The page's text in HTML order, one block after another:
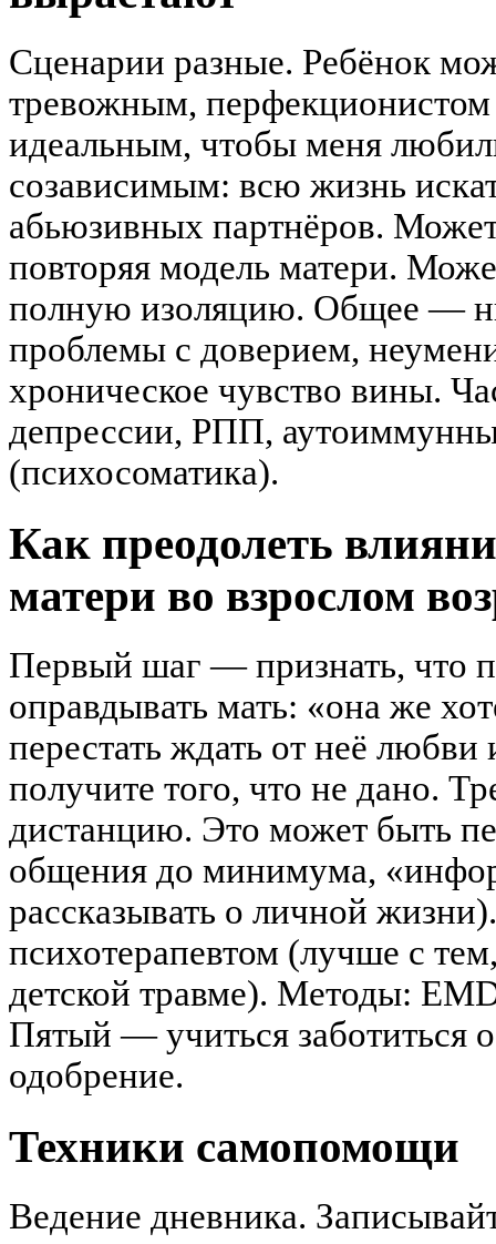
Сценарии разные. Ребёнок
тревожным,
идеальным, чтобы меня
созависимым: всю жизнь
абьюзивных партнёров.
повторяя модель матери.
полную изоляцию. Общее —
проблемы с доверием,
хроническое чувство вины.
депрессии, РПП,
(психосоматика).
Как преодолеть
матери во взрослом
Первый шаг — признать, что
оправдывать мать: «она же
перестать ждать от неё
получите того, что не дано.
дистанцию. Это может быть
общения до минимума,
рассказывать о личной
психотерапевтом (лучше с
детской травме). Методы:
Пятый — учиться заботиться о
одобрение.
Техники самопомощи
Ведение дневника.